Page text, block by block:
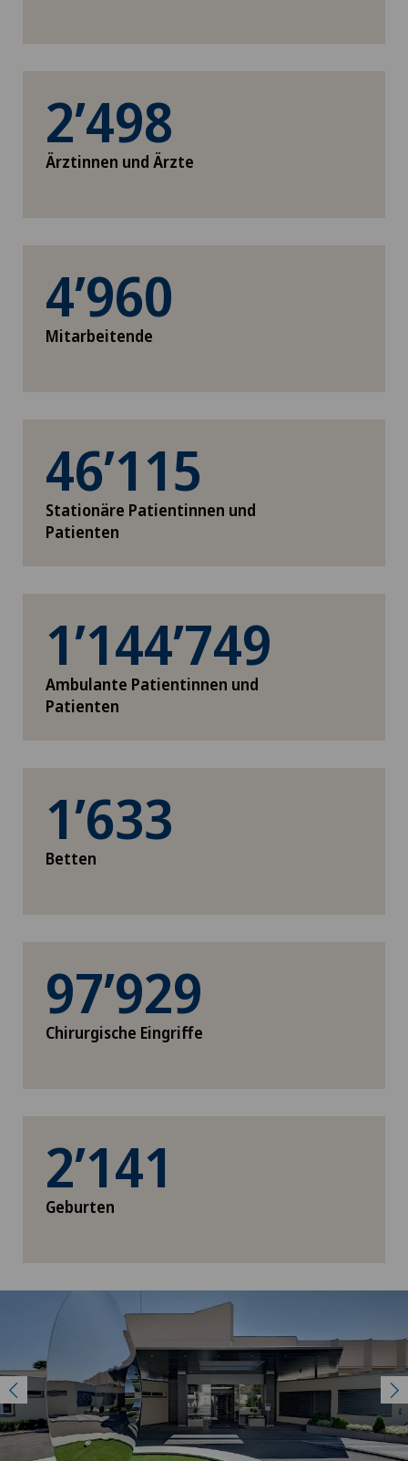
2’498
Ärztinnen und Ärzte
4’960
Mitarbeitende
46’115
Stationäre Patientinnen und
Patienten
1’144’749
Ambulante Patientinnen und
Patienten
1’633
Betten
97’929
Chirurgische Eingriffe
2’141
Geburten